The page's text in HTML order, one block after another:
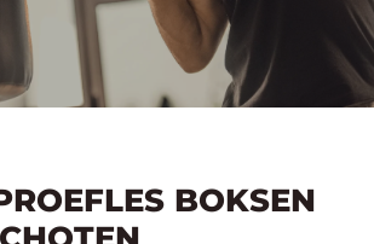
BOKSEN